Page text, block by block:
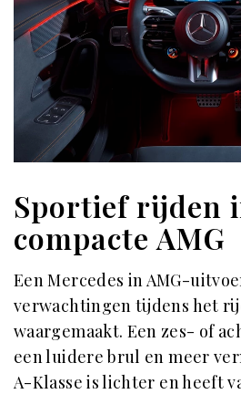
Sportief rijden
compacte AMG
Een Mercedes in AMG-
verwachtingen tijdens het
waargemaakt. Een zes- of
een luidere brul en meer
A-Klasse is lichter en heeft